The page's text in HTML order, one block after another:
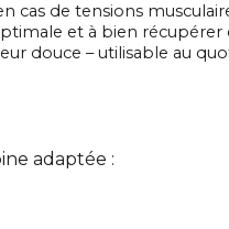
de tensions
et à bien
douce – utilisable au
adaptée :